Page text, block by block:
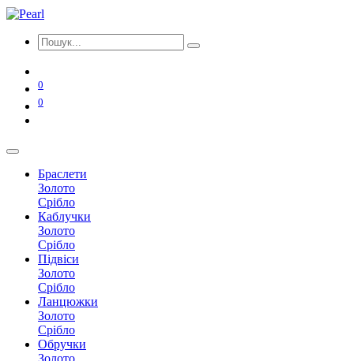
0
0
Браслети
Золото
Срібло
Каблучки
Золото
Срібло
Підвіси
Золото
Срібло
Ланцюжки
Золото
Срібло
Обручки